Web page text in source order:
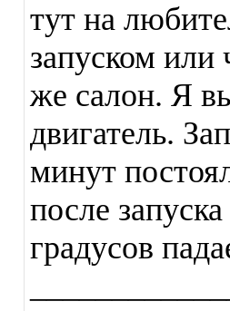
тут на
запуском или
же салон. Я
двигатель.
минут
после
градусов